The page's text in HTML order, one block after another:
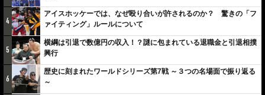
4
アイスホッケーでは、なぜ殴り合いが許されるのか？ 驚きの「フ
ァイティング」ルールについて
5
横綱は引退で数億円の収入！？謎に包まれている退職金と引退相撲
興行
6
歴史に刻まれたワールドシリーズ第7戦 ～３つの名場面で振り返る
～